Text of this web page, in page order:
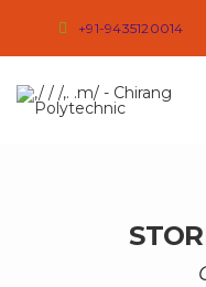
+91-9435120014